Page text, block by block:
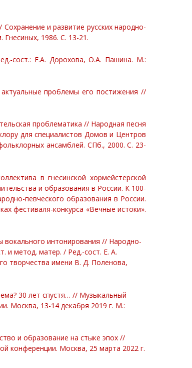
и развитие русских народно-
1986. С. 13-21.
сост.: Е.А. Дорохова, О.А. Пашина. М.:
проблемы его постижения //
проблематика // Народная песня
для специалистов Домов и Центров
ансамблей. СПб., 2000. С. 23-
в гнесинской хормейстерской
и образования в России. К 100-
певческого образования в России.
фестиваля-конкурса «Вечные истоки».
интонирования // Народно-
и метод. матер. / Ред.-сост. Е. А.
творчества имени В. Д. Поленова,
30 лет спустя… // Музыкальный
Москва, 13-14 декабря 2019 г. М.:
и образование на стыке эпох //
конференции. Москва, 25 марта 2022 г.